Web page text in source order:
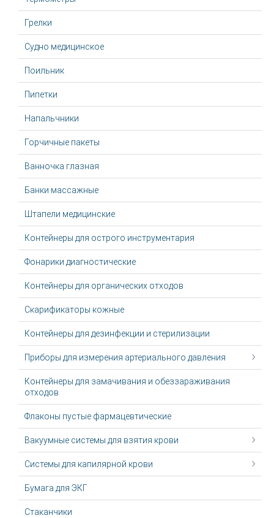
Грелки
Судно медицинское
Поильник
Пипетки
Напальчники
Горчичные пакеты
Ванночка глазная
Банки массажные
Штапели медицинские
Контейнеры для острого инструментария
Фонарики диагностические
Контейнеры для органических отходов
Скарификаторы кожные
Контейнеры для дезинфекции и стерилизации
Приборы для измерения артериального давления
Контейнеры для замачивания и обеззараживания
отходов
Флаконы пустые фармацевтические
Вакуумные системы для взятия крови
Системы для капилярной крови
Бумага для ЭКГ
Стаканчики